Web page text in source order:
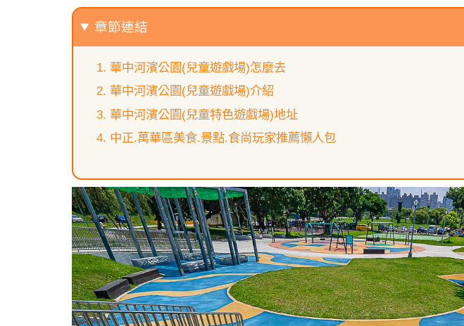
章節連結
華中河濱公園(兒童遊戲場)怎麼去
華中河濱公園(兒童遊戲場)介紹
華中河濱公園(兒童特色遊戲場)地址
中正.萬華區美食.景點.食尚玩家推薦懶人包